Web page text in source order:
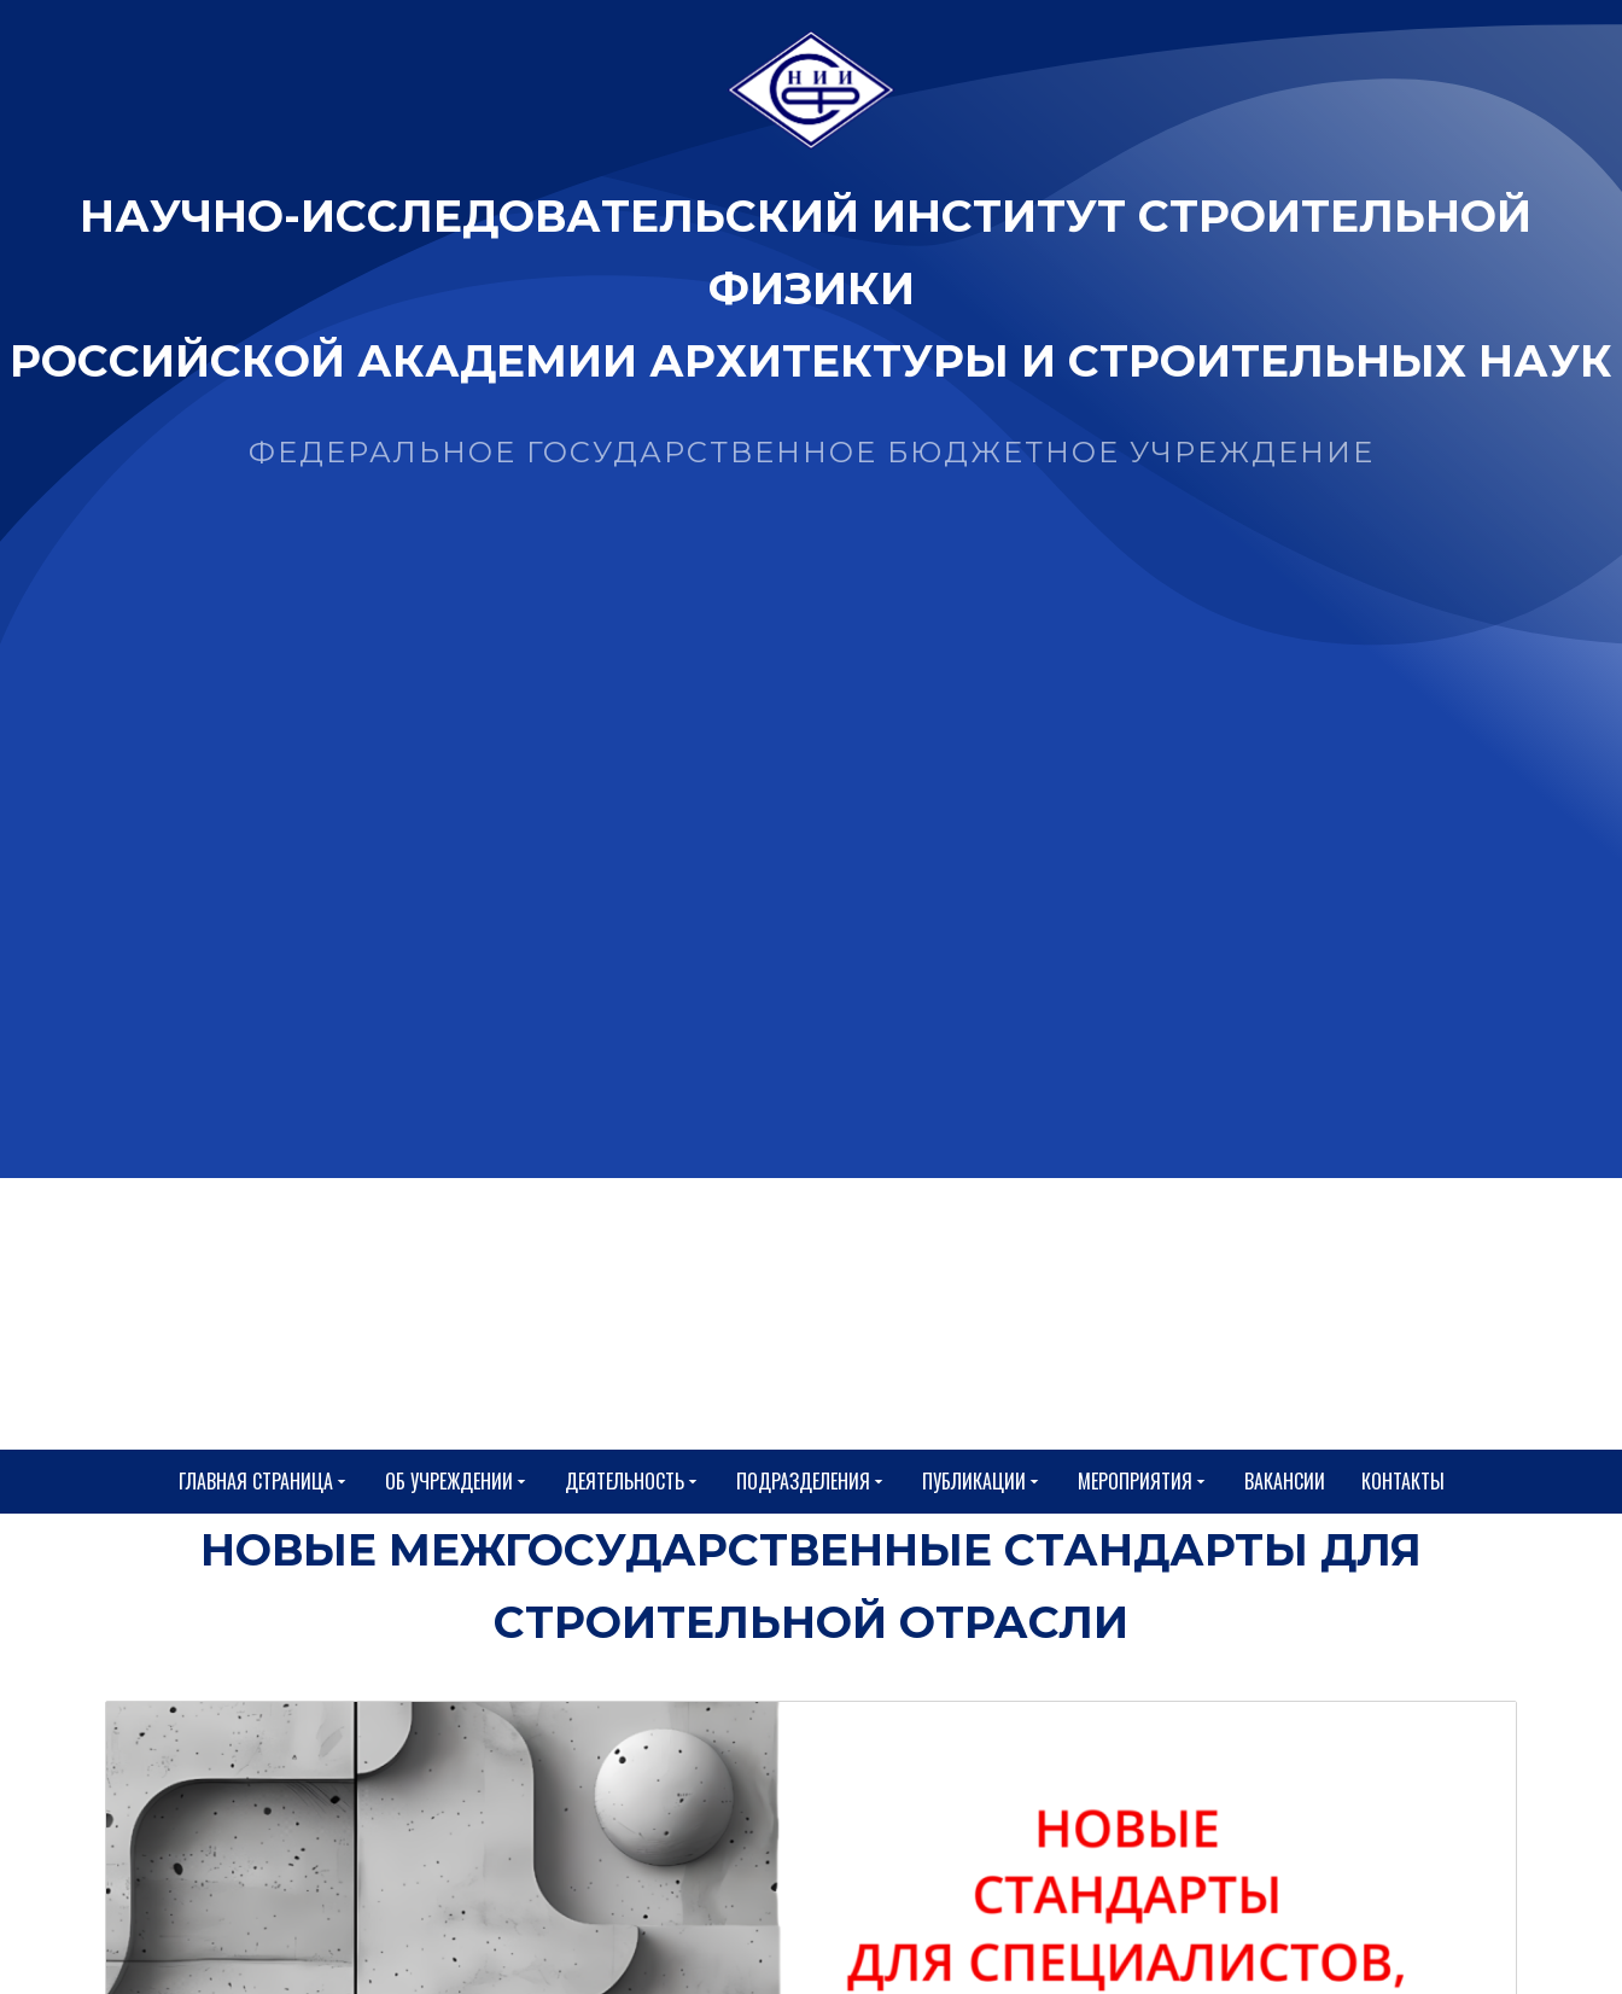
НАУЧНО-ИССЛЕДОВАТЕЛЬСКИЙ ИНСТИТУТ СТРОИТЕЛЬНОЙ
ФИЗИКИ
РОССИЙСКОЙ АКАДЕМИИ АРХИТЕКТУРЫ И СТРОИТЕЛЬНЫХ НАУК
ФЕДЕРАЛЬНОЕ ГОСУДАРСТВЕННОЕ БЮДЖЕТНОЕ УЧРЕЖДЕНИЕ
ГЛАВНАЯ СТРАНИЦА ОБ УЧРЕЖДЕНИИ ДЕЯТЕЛЬНОСТЬ ПОДРАЗДЕЛЕНИЯ ПУБЛИКАЦИИ МЕРОПРИЯТИЯ ВАКАНСИИ КОНТАКТЫ
НОВЫЕ МЕЖГОСУДАРСТВЕННЫЕ СТАНДАРТЫ ДЛЯ
СТРОИТЕЛЬНОЙ ОТРАСЛИ